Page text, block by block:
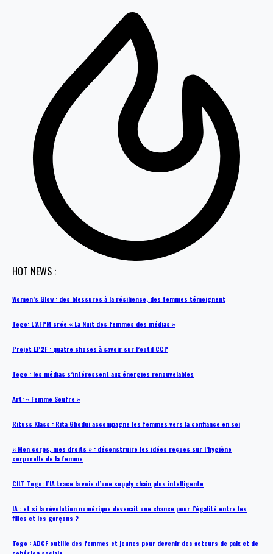
HOT NEWS :
Women’s Glow : des blessures à la résilience, des femmes témoignent
Togo: L’AFPM crée « La Nuit des femmes des médias »
Projet EP2F : quatre choses à savoir sur l’outil CCP
Togo : les médias s’intéressent aux énergies renouvelables
Art: « Femme Soufre »
Rituss Klass : Rita Gbodui accompagne les femmes vers la confiance en soi
« Mon corps, mes droits » : déconstruire les idées reçues sur l’hygiène
corporelle de la femme
CILT Togo: l’IA trace la voie d’une supply chain plus intelligente
IA : et si la révolution numérique devenait une chance pour l’égalité entre les
filles et les garçons ?
Togo : ADCF outille des femmes et jeunes pour devenir des acteurs de paix et de